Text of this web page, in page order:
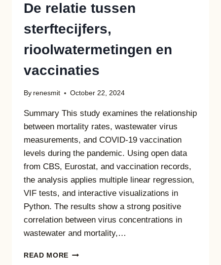
De relatie tussen
sterftecijfers,
rioolwatermetingen en
vaccinaties
By renesmit October 22, 2024
Summary This study examines the relationship
between mortality rates, wastewater virus
measurements, and COVID-19 vaccination
levels during the pandemic. Using open data
from CBS, Eurostat, and vaccination records,
the analysis applies multiple linear regression,
VIF tests, and interactive visualizations in
Python. The results show a strong positive
correlation between virus concentrations in
wastewater and mortality,…
READ MORE DE